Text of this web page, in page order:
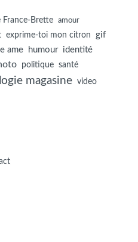
France-Brette amour
exprime-toi mon citron
gif
ame
humour identité
politique
santé
magasine video